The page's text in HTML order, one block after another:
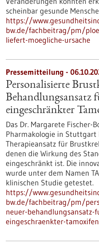
scheinbar gesunde
https://
bw.de/fachbeitrag/pm/
liefert-moegliche-ursache
Pressemitteilung -
Personalisierte
eingeschränkter
Das Dr. Margarete Fischer-
Pharmakologie in
Therapieansatz für
denen die Wirkung des
eingeschränkt ist. Die
wurde unter dem Namen
klinischen Studie getestet.
https://
bw.de/fachbeitrag/pm/
neuer-
eingeschraenkter-